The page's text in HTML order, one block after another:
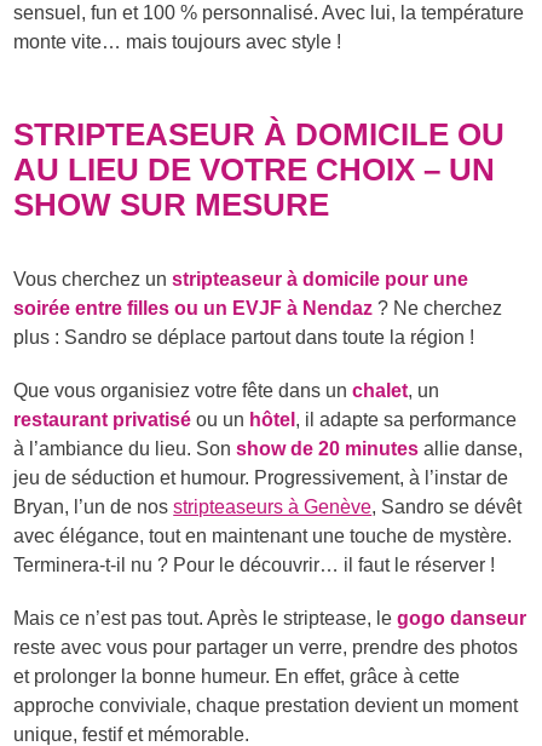
sensuel, fun et 100 % personnalisé. Avec lui, la température
monte vite… mais toujours avec style !
STRIPTEASEUR À DOMICILE OU
AU LIEU DE VOTRE CHOIX – UN
SHOW SUR MESURE
Vous cherchez unstripteaseur à domicile pour une
soirée entre filles ou un EVJF à Nendaz ? Ne cherchez
plus : Sandro se déplace partout dans toute la région !
Que vous organisiez votre fête dans unchalet, un
restaurant privatisé ou un hôtel , il adapte sa performance
à l’ambiance du lieu. Sonshow de 20 minutes allie danse,
jeu de séduction et humour. Progressivement, à l’instar de
Bryan, l’un de nosstripteaseurs à Genève, Sandro se dévêt
avec élégance, tout en maintenant une touche de mystère.
Terminera-t-il nu ? Pour le découvrir… il faut le réserver !
Mais ce n’est pas tout. Après le striptease, legogo danseur
reste avec vous pour partager un verre, prendre des photos
et prolonger la bonne humeur. En effet, grâce à cette
approche conviviale, chaque prestation devient un moment
unique, festif et mémorable.